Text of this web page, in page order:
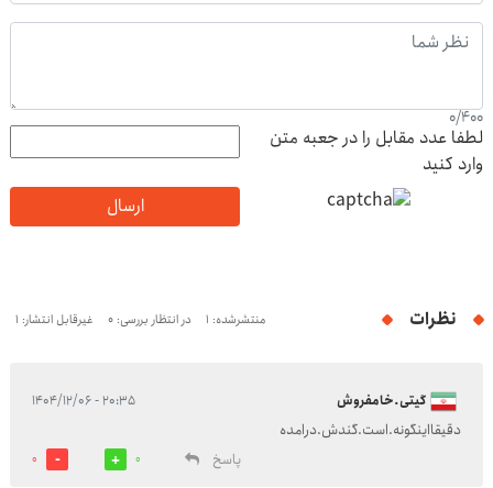
0/400
لطفا عدد مقابل را در جعبه متن
وارد کنید
ارسال
نظرات منتشرشده: 1 در انتظار بررسی: 0 غیرقابل انتشار: 1
گیتی.خامفروش ۲۰:۳۵ - ۱۴۰۴/۱۲/۰۶
دقیقااینگونه.است.گندش.درامده
پاسخ
0
0